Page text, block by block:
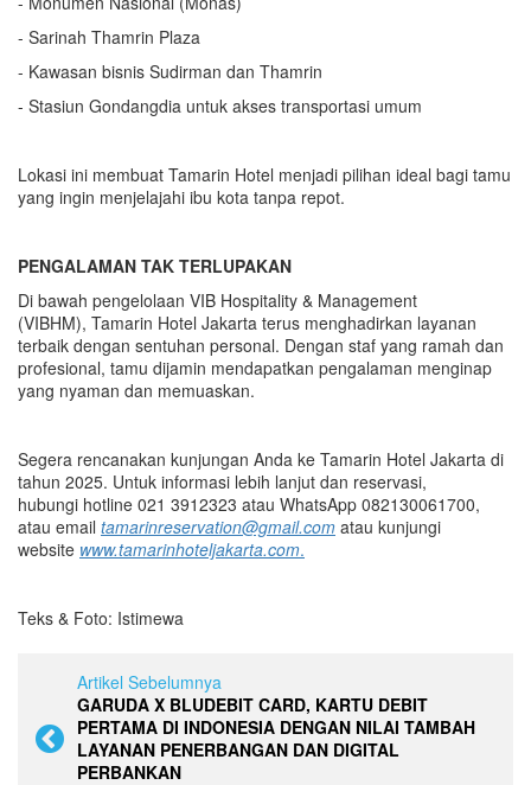
- Sarinah Thamrin Plaza
- Kawasan bisnis Sudirman dan Thamrin
- Stasiun Gondangdia untuk akses transportasi umum
Lokasi ini membuat Tamarin Hotel menjadi pilihan ideal bagi tamu
yang ingin menjelajahi ibu kota tanpa repot.
PENGALAMAN TAK TERLUPAKAN
Di bawah pengelolaan VIB Hospitality & Management
(VIBHM), Tamarin Hotel Jakarta terus menghadirkan layanan
terbaik dengan sentuhan personal. Dengan staf yang ramah dan
profesional, tamu dijamin mendapatkan pengalaman menginap
yang nyaman dan memuaskan.
Segera rencanakan kunjungan Anda ke Tamarin Hotel Jakarta di
tahun 2025. Untuk informasi lebih lanjut dan reservasi,
hubungi hotline 021 3912323 atau WhatsApp 082130061700,
atau email tamarinreservation@gmail.com atau kunjungi
website www.tamarinhoteljakarta.com.
Teks & Foto: Istimewa
Artikel Sebelumnya
GARUDA X BLUDEBIT CARD, KARTU DEBIT
PERTAMA DI INDONESIA DENGAN NILAI TAMBAH
LAYANAN PENERBANGAN DAN DIGITAL
PERBANKAN